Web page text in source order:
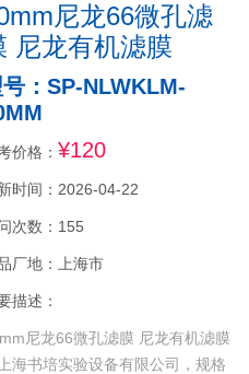
尼龙66微孔滤
尼龙有机滤膜
：SP-NLWKLM-
价格： ¥120
时间：2026-04-22
次数：155
厂地：上海市
描述：
尼龙66微孔滤膜 尼龙有机滤膜
海书培实验设备有限公司，规格